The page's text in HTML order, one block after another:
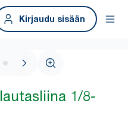
Kirjaudu sisään
1/8-